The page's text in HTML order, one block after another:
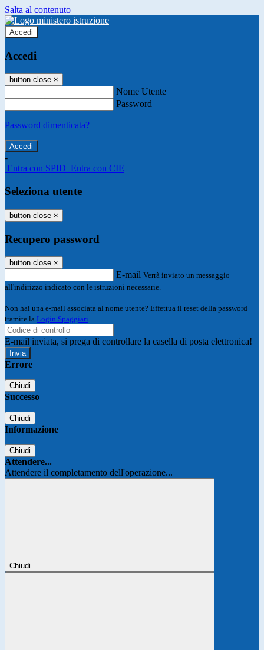
Salta al contenuto
Accedi
Accedi
button close ×
Nome Utente
Password
Password dimenticata?
-
Entra con SPID Entra con CIE
Seleziona utente
button close ×
Recupero password
button close ×
E-mail Verrà inviato un messaggio
all'indirizzo indicato con le istruzioni necessarie.
Non hai una e-mail associata al nome utente? Effettua il reset della password
tramite la Login Spaggiari
E-mail inviata, si prega di controllare la casella di posta elettronica!
Errore
Chiudi
Successo
Chiudi
Informazione
Chiudi
Attendere...
Attendere il completamento dell'operazione...
Chiudi